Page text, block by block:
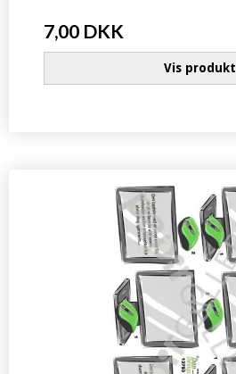
7,00 DKK
Vis produkt